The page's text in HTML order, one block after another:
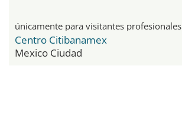
únicamente para visitantes profesionales
Centro Citibanamex
Mexico Ciudad